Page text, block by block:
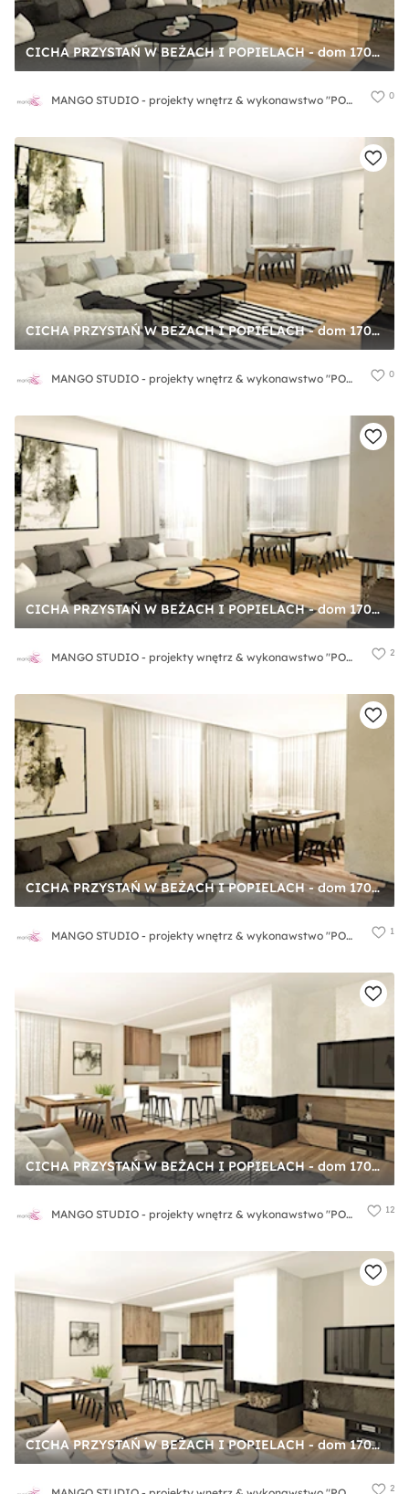
CICHA PRZYSTAŃ W BEŻACH I POPIELACH - dom 170m2 - Średni szary salon z jadalnią, styl nowoczesny - zdjęcie od MANGO STUDIO - projekty wnętrz & wykonawstwo "POD KLUCZ" - ZASTĘPSTWO INWESTORSKIE - projekty wnętrz HoReCa - konsultacje
MANGO STUDIO - projekty wnętrz & wykonawstwo "POD KLUCZ" - ZASTĘPSTWO INWESTORSKIE - projekty wnętrz HoReCa - konsultacje 0
CICHA PRZYSTAŃ W BEŻACH I POPIELACH - dom 170m2 - Duży szary salon z jadalnią, styl nowoczesny - zdjęcie od MANGO STUDIO - projekty wnętrz & wykonawstwo "POD KLUCZ" - ZASTĘPSTWO INWESTORSKIE - projekty wnętrz HoReCa - konsultacje
MANGO STUDIO - projekty wnętrz & wykonawstwo "POD KLUCZ" - ZASTĘPSTWO INWESTORSKIE - projekty wnętrz HoReCa - konsultacje 0
CICHA PRZYSTAŃ W BEŻACH I POPIELACH - dom 170m2 - Średni szary salon z jadalnią, styl nowoczesny - zdjęcie od MANGO STUDIO - projekty wnętrz & wykonawstwo "POD KLUCZ" - ZASTĘPSTWO INWESTORSKIE - projekty wnętrz HoReCa - konsultacje
MANGO STUDIO - projekty wnętrz & wykonawstwo "POD KLUCZ" - ZASTĘPSTWO INWESTORSKIE - projekty wnętrz HoReCa - konsultacje 2
CICHA PRZYSTAŃ W BEŻACH I POPIELACH - dom 170m2 - Średni biały salon z jadalnią, styl nowoczesny - zdjęcie od MANGO STUDIO - projekty wnętrz & wykonawstwo "POD KLUCZ" - ZASTĘPSTWO INWESTORSKIE - projekty wnętrz HoReCa - konsultacje
MANGO STUDIO - projekty wnętrz & wykonawstwo "POD KLUCZ" - ZASTĘPSTWO INWESTORSKIE - projekty wnętrz HoReCa - konsultacje 1
CICHA PRZYSTAŃ W BEŻACH I POPIELACH - dom 170m2 - Duży szary salon z kuchnią z jadalnią, styl nowoczesny - zdjęcie od MANGO STUDIO - projekty wnętrz & wykonawstwo "POD KLUCZ" - ZASTĘPSTWO INWESTORSKIE - projekty wnętrz HoReCa - konsultacje
MANGO STUDIO - projekty wnętrz & wykonawstwo "POD KLUCZ" - ZASTĘPSTWO INWESTORSKIE - projekty wnętrz HoReCa - konsultacje 12
CICHA PRZYSTAŃ W BEŻACH I POPIELACH - dom 170m2 - Duży szary salon z kuchnią z jadalnią, styl nowoczesny - zdjęcie od MANGO STUDIO - projekty wnętrz & wykonawstwo "POD KLUCZ" - ZASTĘPSTWO INWESTORSKIE - projekty wnętrz HoReCa - konsultacje
2